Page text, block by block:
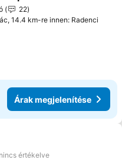
22
14.4 km-re innen: Radenci
Árak megjelenítése
a kedvencekhez
értékelve